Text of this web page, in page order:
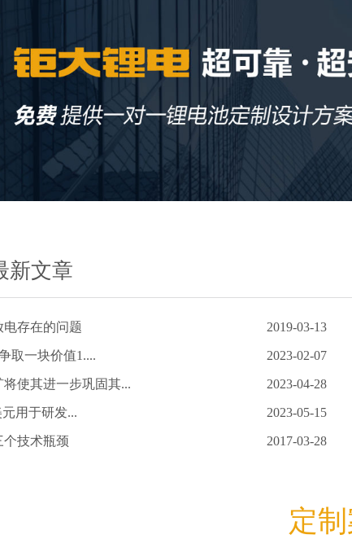
新文章
电存在的问题 2019-03-13
取一块价值1.... 2023-02-07
使其进一步巩固其... 2023-04-28
用于研发... 2023-05-15
技术瓶颈 2017-03-28
定